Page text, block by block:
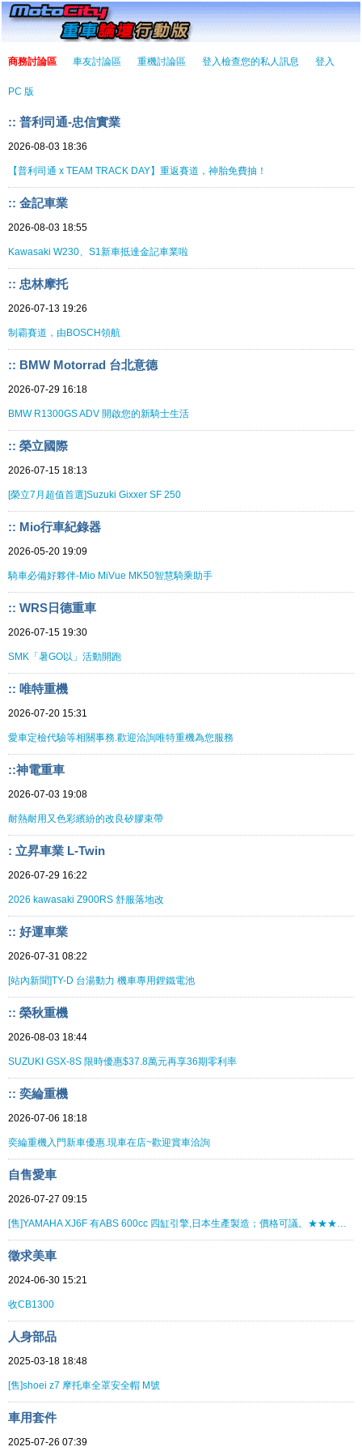
商務討論區 車友討論區 重機討論區 登入檢查您的私人訊息 登入
PC 版
:: 普利司通-忠信實業
2026-08-03 18:36
【普利司通 x TEAM TRACK DAY】重返賽道，神胎免費抽！
:: 金記車業
2026-08-03 18:55
Kawasaki W230、S1新車抵達金記車業啦
:: 忠林摩托
2026-07-13 19:26
制霸賽道，由BOSCH領航
:: BMW Motorrad 台北意德
2026-07-29 16:18
BMW R1300GS ADV 開啟您的新騎士生活
:: 榮立國際
2026-07-15 18:13
[榮立7月超值首選]Suzuki Gixxer SF 250
:: Mio行車紀錄器
2026-05-20 19:09
騎車必備好夥伴-Mio MiVue MK50智慧騎乘助手
:: WRS日德重車
2026-07-15 19:30
SMK「暑GO以」活動開跑
:: 唯特重機
2026-07-20 15:31
愛車定檢代驗等相關事務.歡迎洽詢唯特重機為您服務
::神電重車
2026-07-03 19:08
耐熱耐用又色彩繽紛的改良矽膠束帶
: 立昇車業 L-Twin
2026-07-29 16:22
2026 kawasaki Z900RS 舒服落地改
:: 好運車業
2026-07-31 08:22
[站內新聞]TY-D 台湯動力 機車專用鋰鐵電池
:: 榮秋重機
2026-08-03 18:44
SUZUKI GSX-8S 限時優惠$37.8萬元再享36期零利率
:: 奕綸重機
2026-07-06 18:18
奕綸重機入門新車優惠.現車在店~歡迎賞車洽詢
自售愛車
2026-07-27 09:15
[售]YAMAHA XJ6F 有ABS 600cc 四缸引擎,日本生產製造；價格可議。★★★★★★★★
徵求美車
2024-06-30 15:21
收CB1300
人身部品
2025-03-18 18:48
[售]shoei z7 摩托車全罩安全帽 M號
車用套件
2025-07-26 07:39